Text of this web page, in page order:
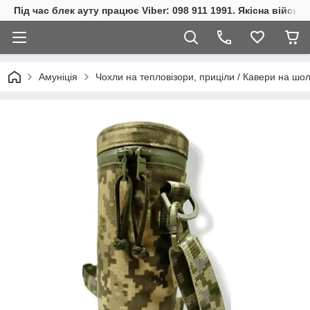
Під час блек ауту працює Viber: 098 911 1991. Якісна
Амуніція Чохли на тепловізори, приціли / Кавери на